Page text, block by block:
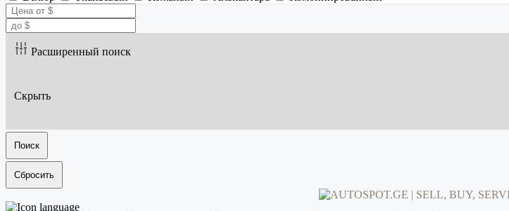
Расширенный поиск
Скрыть
Поиск
Сбросить